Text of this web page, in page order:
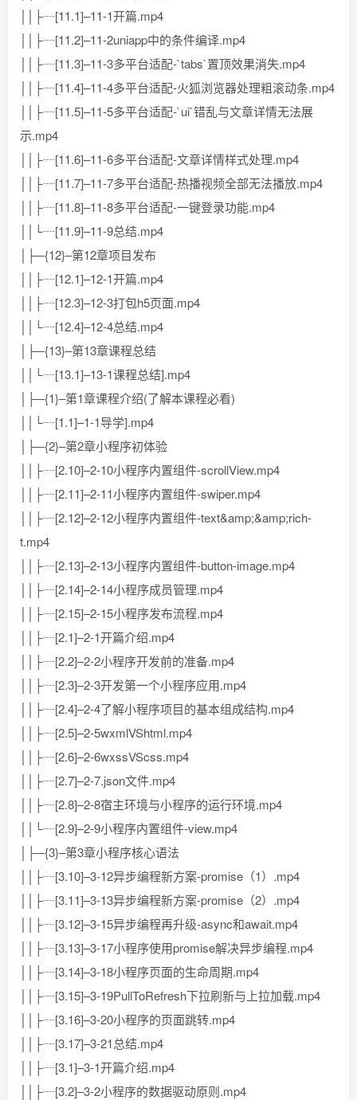
││├┈[11.1]–11-1开篇.mp4
││├┈[11.2]–11-2uniapp中的条件编译.mp4
││├┈[11.3]–11-3多平台适配-`tabs`置顶效果消失.mp4
││├┈[11.4]–11-4多平台适配-火狐浏览器处理粗滚动条.mp4
││├┈[11.5]–11-5多平台适配-`ui`错乱与文章详情无法展
示.mp4
││├┈[11.6]–11-6多平台适配-文章详情样式处理.mp4
││├┈[11.7]–11-7多平台适配-热播视频全部无法播放.mp4
││├┈[11.8]–11-8多平台适配-一键登录功能.mp4
││└┈[11.9]–11-9总结.mp4
│├─{12}–第12章项目发布
││├┈[12.1]–12-1开篇.mp4
││├┈[12.3]–12-3打包h5页面.mp4
││└┈[12.4]–12-4总结.mp4
│├─{13}–第13章课程总结
││└┈[13.1]–13-1课程总结].mp4
│├─{1}–第1章课程介绍(了解本课程必看)
││└┈[1.1]–1-1导学].mp4
│├─{2}–第2章小程序初体验
││├┈[2.10]–2-10小程序内置组件-scrollView.mp4
││├┈[2.11]–2-11小程序内置组件-swiper.mp4
││├┈[2.12]–2-12小程序内置组件-text&amp;&amp;rich-
t.mp4
││├┈[2.13]–2-13小程序内置组件-button-image.mp4
││├┈[2.14]–2-14小程序成员管理.mp4
││├┈[2.15]–2-15小程序发布流程.mp4
││├┈[2.1]–2-1开篇介绍.mp4
││├┈[2.2]–2-2小程序开发前的准备.mp4
││├┈[2.3]–2-3开发第一个小程序应用.mp4
││├┈[2.4]–2-4了解小程序项目的基本组成结构.mp4
││├┈[2.5]–2-5wxmlVShtml.mp4
││├┈[2.6]–2-6wxssVScss.mp4
││├┈[2.7]–2-7.json文件.mp4
││├┈[2.8]–2-8宿主环境与小程序的运行环境.mp4
││└┈[2.9]–2-9小程序内置组件-view.mp4
│├─{3}–第3章小程序核心语法
││├┈[3.10]–3-12异步编程新方案-promise（1）.mp4
││├┈[3.11]–3-13异步编程新方案-promise（2）.mp4
││├┈[3.12]–3-15异步编程再升级-async和await.mp4
││├┈[3.13]–3-17小程序使用promise解决异步编程.mp4
││├┈[3.14]–3-18小程序页面的生命周期.mp4
││├┈[3.15]–3-19PullToRefresh下拉刷新与上拉加载.mp4
││├┈[3.16]–3-20小程序的页面跳转.mp4
││├┈[3.17]–3-21总结.mp4
││├┈[3.1]–3-1开篇介绍.mp4
││├┈[3.2]–3-2小程序的数据驱动原则.mp4